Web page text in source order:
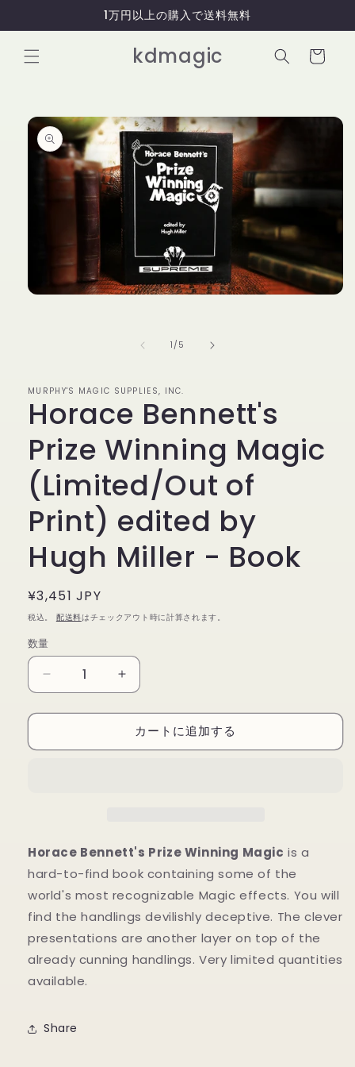
進む
1万円以上の購入で送料無料
kdmagic
カ
ー
商品情
報にス
キップ
デ
ア
(1)
を
開
く
1 /の
5
MURPHY'S MAGIC SUPPLIES, INC.
Horace Bennett's
Prize Winning Magic
(Limited/Out of
Print) edited by
Hugh Miller - Book
通
常
価
格
¥3,451 JPY
税込。 配送料はチェックアウト時に計算されます。
数
量
数量
Horace
Bennett&#39;s
Prize
Magic
Hugh
-
Book
の
数
量
を
す
Horace
Bennett&#39;s
Prize
Winning
Magic
Hugh
-
Book
の
数
量
カートに追加する
Horace Bennett's Prize Winning Magic is a
hard-to-find book containing some of the
world's most recognizable Magic effects. You will
find the handlings devilishly deceptive. The clever
presentations are another layer on top of the
already cunning handlings. Very limited quantities
available.
Share